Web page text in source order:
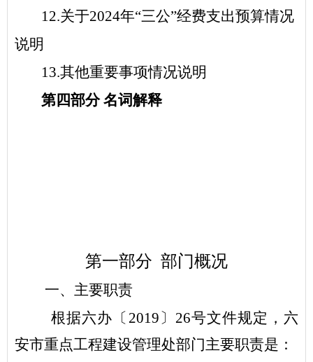
12.关于2024年“三公”经费支出预算情况
说明
13.其他重要事项情况说明
第四部分 名词解释
第一部分 部门概况
一、 主要职责
根据六办〔 2019 〕 26号文件规定，六
安市重点工程建设管理处部门主要职责是：